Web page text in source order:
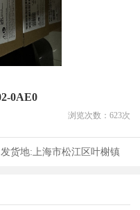
0AE0
浏览次数： 623次
发货地: 上海市松江区叶榭镇